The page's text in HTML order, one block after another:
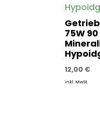
75W 90
12,00 €
inkl. MwSt.